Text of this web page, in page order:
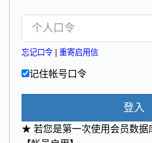
忘记口令 重寄启用信
记住帐号口令
登入
★ 若您是第一次使用会员数据